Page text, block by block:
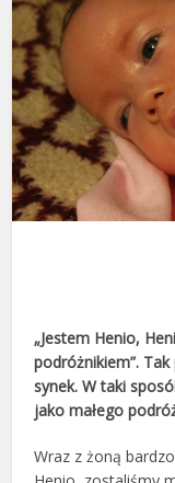
„Jestem Henio,
podróżnikiem”.
synek. W taki
jako małego
Wraz z żoną